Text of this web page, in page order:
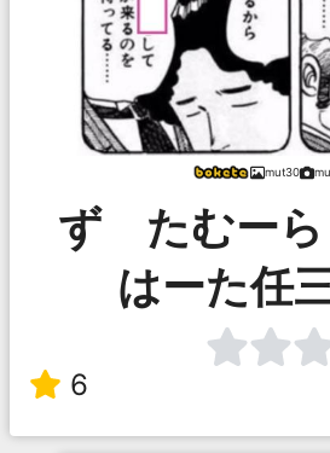
mut30
ず たむー
はーた任
6